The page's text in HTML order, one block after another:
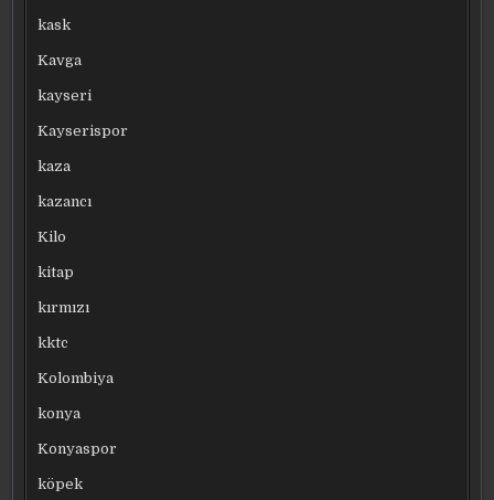
kask
Kavga
kayseri
Kayserispor
kaza
kazancı
Kilo
kitap
kırmızı
kktc
Kolombiya
konya
Konyaspor
köpek